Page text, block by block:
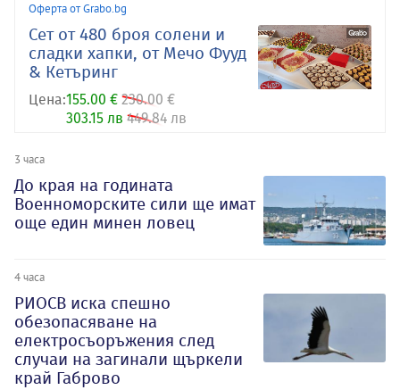
Оферта от Grabo.bg
Сет от 480 броя солени и
сладки хапки, от Мечо Фууд
& Кетъринг
Цена:155.00 € 230.00 €
303.15 лв 449.84 лв
3 часа
До края на годината
Военноморските сили ще имат
още един минен ловец
4 часа
РИОСВ иска спешно
обезопасяване на
електросъоръжения след
случаи на загинали щъркели
край Габрово